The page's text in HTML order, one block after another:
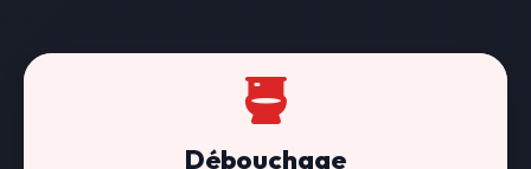
Débouchage